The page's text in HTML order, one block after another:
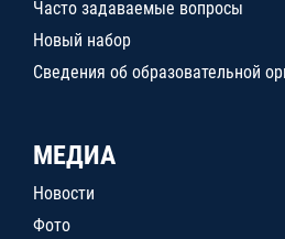
Часто задаваемые вопросы
Новый набор
Сведения об образовательной
МЕДИА
Новости
Фото